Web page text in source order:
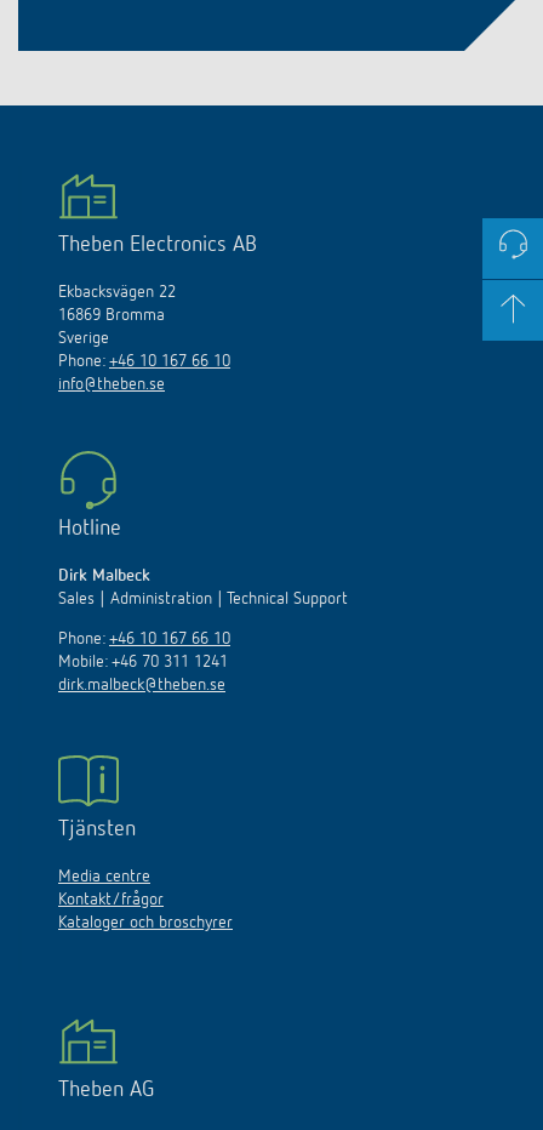
Theben Electronics AB
Ekbacksvägen 22
16869 Bromma
Sverige
Phone: +46 10 167 66 10
info@theben.se
Hotline
Dirk Malbeck
Sales | Administration | Technical Support
Phone: +46 10 167 66 10
Mobile: +46 70 311 1241
dirk.malbeck@theben.se
Tjänsten
Media centre
Kontakt/frågor
Kataloger och broschyrer
Theben AG